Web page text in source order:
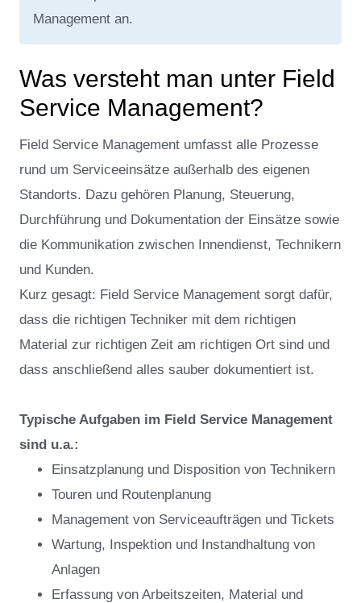
Management an.
Was versteht man unter Field
Service Management?
Field Service Management umfasst alle Prozesse
rund um Serviceeinsätze außerhalb des eigenen
Standorts. Dazu gehören Planung, Steuerung,
Durchführung und Dokumentation der Einsätze sowie
die Kommunikation zwischen Innendienst, Technikern
und Kunden.
Kurz gesagt: Field Service Management sorgt dafür,
dass die richtigen Techniker mit dem richtigen
Material zur richtigen Zeit am richtigen Ort sind und
dass anschließend alles sauber dokumentiert ist.
Typische Aufgaben im Field Service Management
sind u.a.:
Einsatzplanung und Disposition von Technikern
Touren und Routenplanung
Management von Serviceaufträgen und Tickets
Wartung, Inspektion und Instandhaltung von
Anlagen
Erfassung von Arbeitszeiten, Material und